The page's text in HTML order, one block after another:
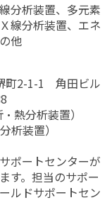
分析装置、多元素
線分析装置、エネ
他
町2-1-1 角田ビル
・熱分析装置）
析装置）
ポートセンターが
す。担当のサポー
ルドサポートセン